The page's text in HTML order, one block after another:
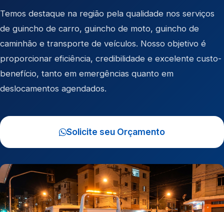
Temos destaque na região pela qualidade nos serviços
de guincho de carro, guincho de moto, guincho de
caminhão e transporte de veículos. Nosso objetivo é
proporcionar eficiência, credibilidade e excelente custo-
benefício, tanto em emergências quanto em
deslocamentos agendados.
Solicite seu Orçamento